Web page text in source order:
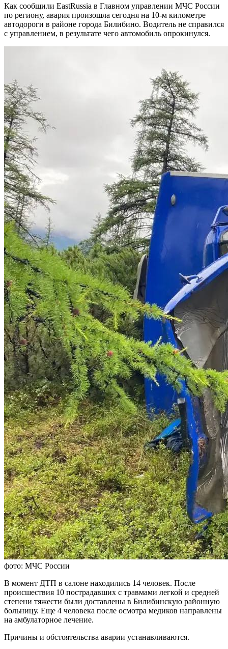
Как сообщили EastRussia в Главном управлении МЧС России
по региону, авария произошла сегодня на 10-м километре
автодороги в районе города Билибино. Водитель не справился
с управлением, в результате чего автомобиль опрокинулся.
фото: МЧС России
В момент ДТП в салоне находились 14 человек. После
происшествия 10 пострадавших с травмами легкой и средней
степени тяжести были доставлены в Билибинскую районную
больницу. Еще 4 человека после осмотра медиков направлены
на амбулаторное лечение.
Причины и обстоятельства аварии устанавливаются.